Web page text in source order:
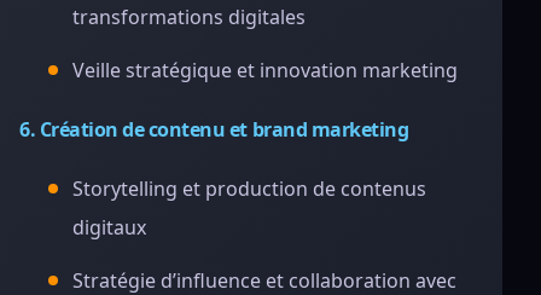
transformations digitales
Veille stratégique et innovation marketing
6. Création de contenu et brand marketing
Storytelling et production de contenus
digitaux
Stratégie d’influence et collaboration avec